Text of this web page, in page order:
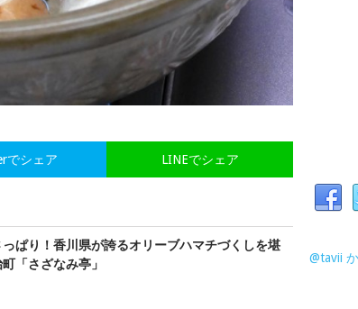
LINEでシェア
でシェア
ぱり！香川県が誇るオリーブハマチづくしを堪
「さざなみ亭」
@tavii